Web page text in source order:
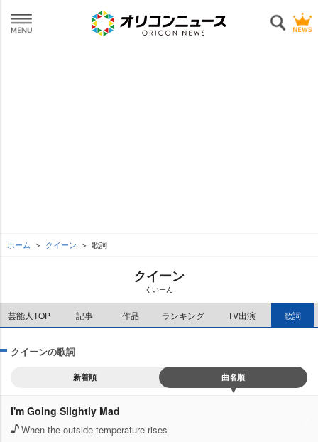
ホーム クイーン 歌詞
クイーン
くいーん
芸能人TOP 記事 作品 ランキング TV出演 歌詞
クイーンの歌詞
新着順 曲名順
I'm Going Slightly Mad
When the outside temperature rises